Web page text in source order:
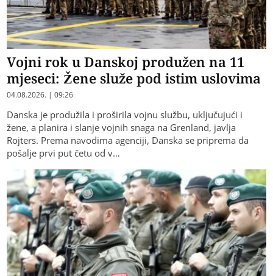
Vojni rok u Danskoj produžen na 11
mjeseci: Žene služe pod istim uslovima
04.08.2026. | 09:26
Danska je produžila i proširila vojnu službu, uključujući i
žene, a planira i slanje vojnih snaga na Grenland, javlja
Rojters. Prema navodima agenciji, Danska se priprema da
pošalje prvi put četu od v…